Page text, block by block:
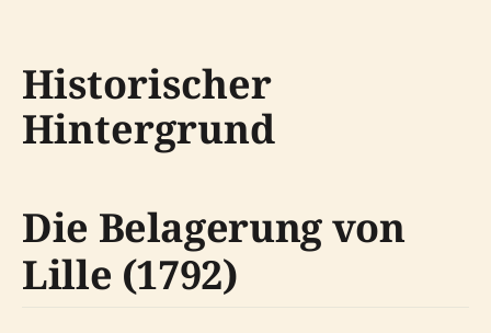
Historischer
Hintergrund
Die Belagerung von
Lille (1792)